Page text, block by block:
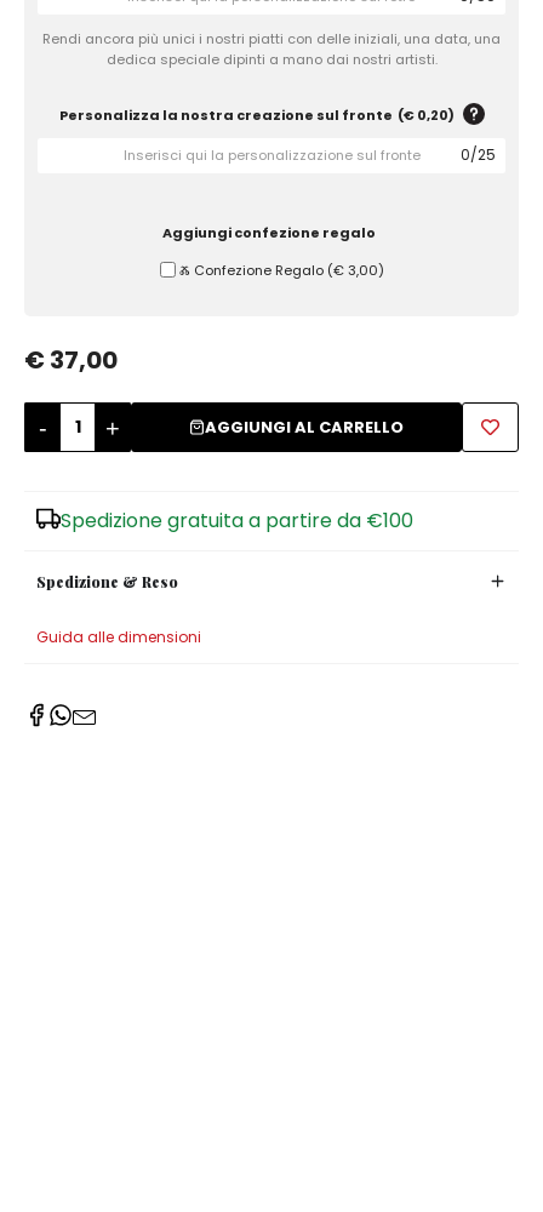
Rendi ancora più unici i nostri piatti con delle iniziali, una data, una
dedica speciale dipinti a mano dai nostri artisti.
Personalizza la nostra creazione sul fronte (€ 0,20)
0/25
Aggiungi confezione regalo
Ⰶ Confezione Regalo (€ 3,00)
€ 37,00
- + AGGIUNGI AL CARRELLO
Spedizione gratuita a partire da €100
Spedizione & Reso
Guida alle dimensioni
Zuccheriere